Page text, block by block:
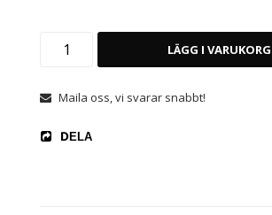
LÄGG I VARUKORG
Maila oss, vi svarar snabbt!
DELA